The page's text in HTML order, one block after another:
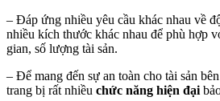
– Đáp ứng nhiều yêu cầu khác nhau về
nhiều kích thước khác nhau để phù hợp
gian, số lượng tài sản.
– Để mang đến sự an toàn cho tài sản
trang bị rất nhiều chức năng hiện đại